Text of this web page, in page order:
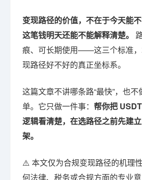
变现路径的价值，不在于今天能
这笔钱明天还能不能解释清楚。
痕、可长期使用——这三个标准
现路径好不好的真正坐标系。
这篇文章不讲哪条路“最快”，也
单。它只做一件事： 帮你把
逻辑看清楚，在选路径之前先建
架。
⚠️ 本文仅为合规变现路径的机理
何法律、税务或合规方面的专业